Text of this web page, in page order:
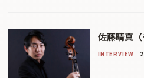
佐藤晴真（
INTERVIEW